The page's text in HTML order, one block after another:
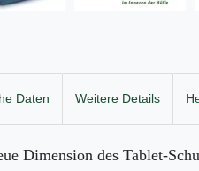
Daten Weitere Details
Dimension des Tablet-